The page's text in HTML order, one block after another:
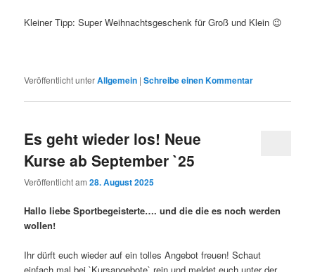
Kleiner Tipp: Super Weihnachtsgeschenk für Groß und Klein 😉
Veröffentlicht unterAllgemein |Schreibe einen Kommentar
Es geht wieder los! Neue
Kurse ab September `25
Veröffentlicht am28. August 2025
Hallo liebe Sportbegeisterte…. und die die es noch werden
wollen!
Ihr dürft euch wieder auf ein tolles Angebot freuen! Schaut